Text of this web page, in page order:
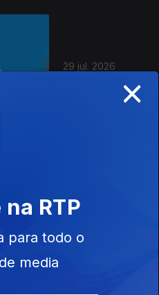
29 jul. 2026
×
RTP
para todo o
media